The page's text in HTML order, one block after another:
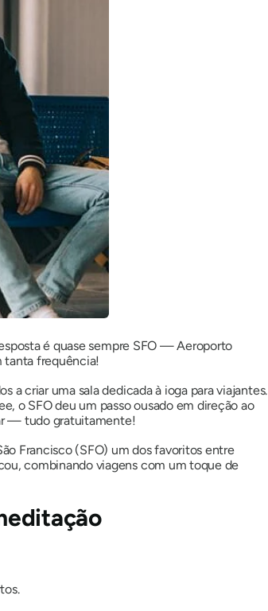
é quase sempre SFO — Aeroporto
tanta frequência!
a criar uma sala dedicada à ioga para viajantes.
o SFO deu um passo ousado em direção ao
— tudo gratuitamente!
Francisco (SFO) um dos favoritos entre
combinando viagens com um toque de